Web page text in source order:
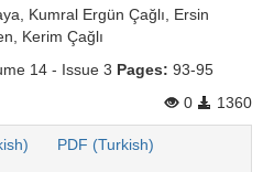
Kumral Ergün Çağlı, Ersin
Kerim Çağlı
14 - Issue 3 Pages: 93-95
0
1360
PDF (Turkish)